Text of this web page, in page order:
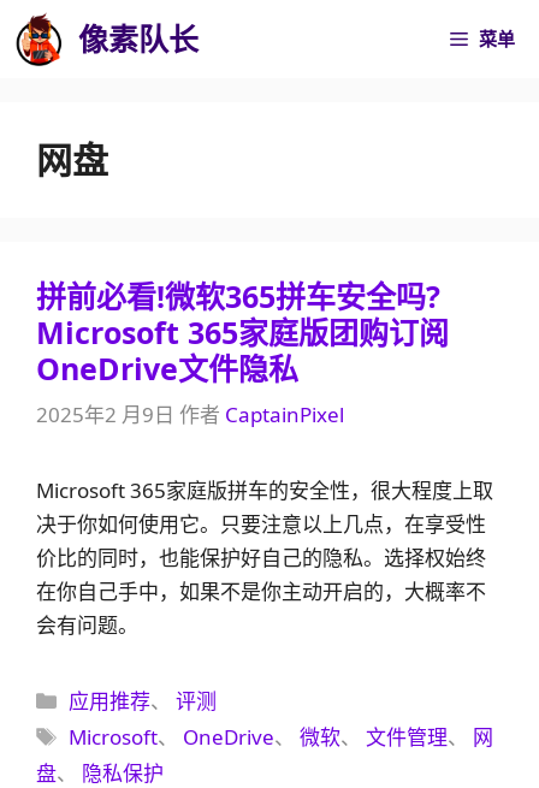
至
像素队长 菜单
网盘
拼前必看!微软365拼车安全吗?
Microsoft 365家庭版团购订阅
OneDrive文件隐私
2025年2 月9日 作者 CaptainPixel
Microsoft 365家庭版拼车的安全性，很大程度上取
决于你如何使用它。只要注意以上几点，在享受性
价比的同时，也能保护好自己的隐私。选择权始终
在你自己手中，如果不是你主动开启的，大概率不
会有问题。
分
类
应用推荐、评测
标
签
Microsoft、 OneDrive、微软、文件管理、 网
盘、 隐私保护